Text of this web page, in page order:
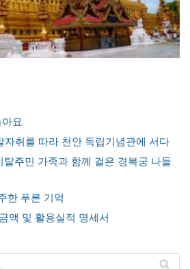
요
자취를 따라 천안 독립기념관에 서다
탈주민 가족과 함께 걸은 경복궁 나들
한 푸른 기억
액 및 활용실적 명세서